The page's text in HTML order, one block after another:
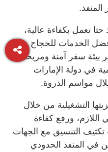
المنفذ.
تعمل بكفاءة عالية،
الخدمات للحجاج
بيئة سفر آمنة ومريحة
في دولة الإمارات
مواسم الذروة.
التشغيلية من خلال
اللازم، ورفع كفاءة
تكثيف التنسيق مع الجهات
في المنفذ الحدودي